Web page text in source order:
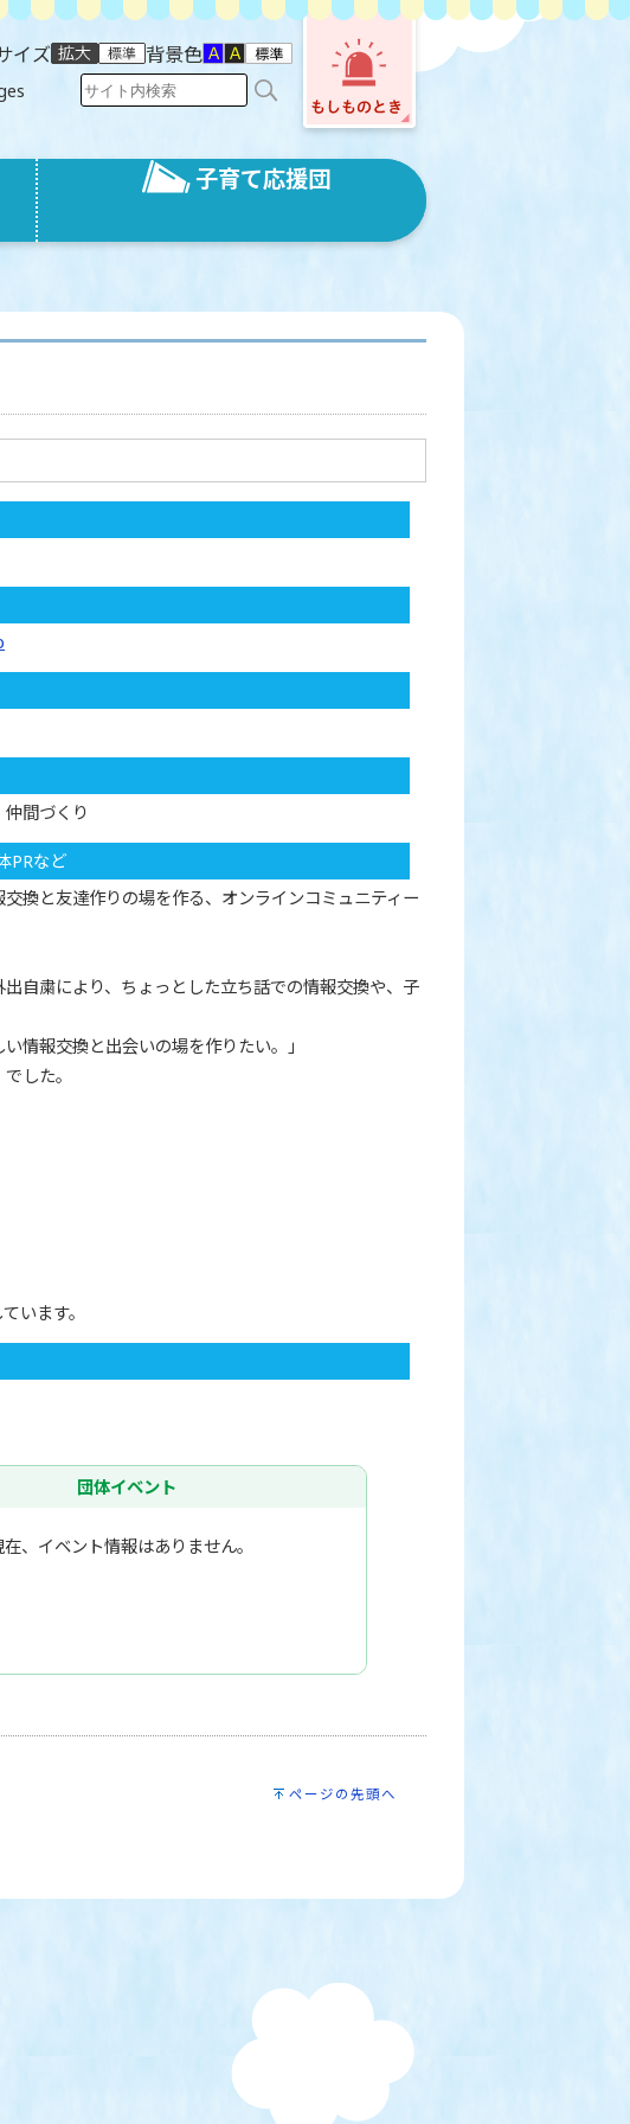
イズ 背景色
子育て応援団
間づくり
PRなど
換と友達作りの場を作る、オンラインコミュニティー
自粛により、ちょっとした立ち話での情報交換や、子
情報交換と出会いの場を作りたい。」
した。
います。
団体イベント
在、イベント情報はありません。
ページの先頭へ